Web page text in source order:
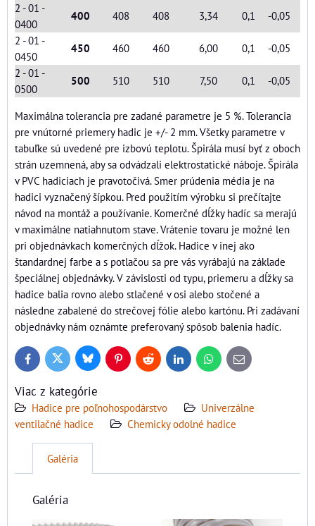
2 - 01 -
0400
400 408 408 3,34 0,1
-0,05
2 - 01 -
0450
450 460 460 6,00 0,1
-0,05
2 - 01 -
0500
500 510 510 7,50 0,1 -0,05
Maximálna tolerancia pre zadané parametre je 5 %. Tolerancia
pre vnútorné priemery hadic je +/- 2 mm. Všetky parametre v
tabuľke sú uvedené pre izbovú teplotu. Špirála musí byť z oboch
strán uzemnená, aby sa odvádzali elektrostatické náboje. Špirála
v PVC hadiciach je pravotočivá. Smer prúdenia média je na
hadici vyznačený šípkou. Pred použitím výrobku si prečítajte
návod na montáž a používanie. Komerčné dĺžky hadíc sa merajú
v maximálne natiahnutom stave. Vrátenie tovaru je možné len
pri objednávkach komerčných dĺžok. Hadice v inej ako
štandardnej farbe a s potlačou sa pre vás vyrábajú na základe
špeciálnej objednávky. V závislosti od typu, priemeru a dĺžky sa
hadice balia rovno alebo stlačené v osi alebo stočené a
následne zabalené do strečovej fólie alebo kartónu. Pri zadávaní
objednávky nám oznámte preferovaný spôsob balenia hadíc.
FacebookTwitter BlueskyPinterestReddit LinkedInWhatsApp
E-
mail
Viac z kategórie
Hadice pre poľnohospodárstvo
Univerzálne
ventilačné hadice
Chemicky odolné hadice
Galéria
Galéria